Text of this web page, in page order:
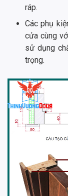
ráp.
Các phụ
cửa cùng
sử dụng
trọng.